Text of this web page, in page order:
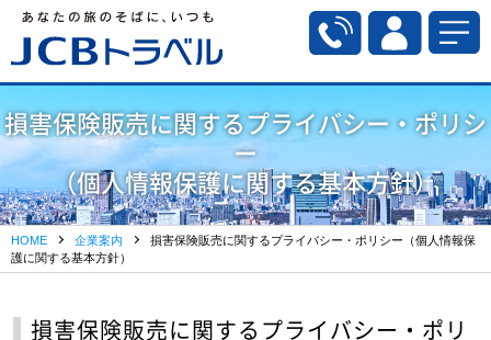
損害保険販売に関するプライバシー・ポリシ
ー
（個人情報保護に関する基本方針）
HOME 企業案内
損害保険販売に関するプライバシー・ポリシー（個人情報保
護に関する基本方針）
損害保険販売に関するプライバシー・ポリ